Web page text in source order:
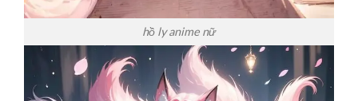
hồ ly anime nữ